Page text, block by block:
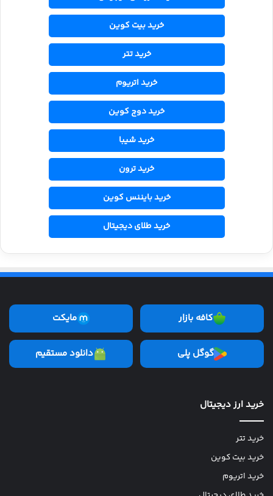
خرید بیت کوین
خرید تتر
خرید اتریوم
خرید دوج کوین
خرید شیبا
خرید ترون
خرید بایننس کوین
خرید طلای دیجیتال
کافه بازار مایکت
گوگل پلی دانلود مستقیم
خرید ارز دیجیتال
خرید تتر
خرید بیت کوین
خرید اتریوم